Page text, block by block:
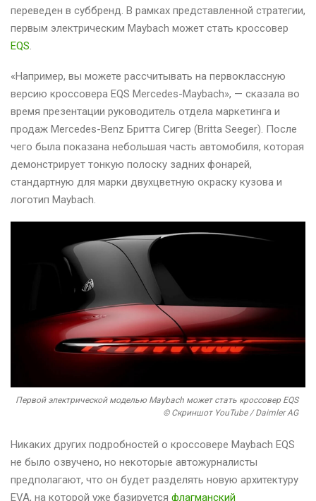
переведен в суббренд. В рамках представленной стратегии,
первым электрическим Maybach может стать кроссовер
EQS.
«Например, вы можете рассчитывать на первоклассную
версию кроссовера EQS Mercedes-Maybach», — сказала во
время презентации руководитель отдела маркетинга и
продаж Mercedes-Benz Бритта Сигер (Britta Seeger). После
чего была показана небольшая часть автомобиля, которая
демонстрирует тонкую полоску задних фонарей,
стандартную для марки двухцветную окраску кузова и
логотип Maybach.
Первой электрической моделью Maybach может стать кроссовер EQS
© Скриншот YouTube / Daimler AG
Никаких других подробностей о кроссовере Maybach EQS
не было озвучено, но некоторые автожурналисты
предполагают, что он будет разделять новую архитектуру
EVA, на которой уже базируется флагманский